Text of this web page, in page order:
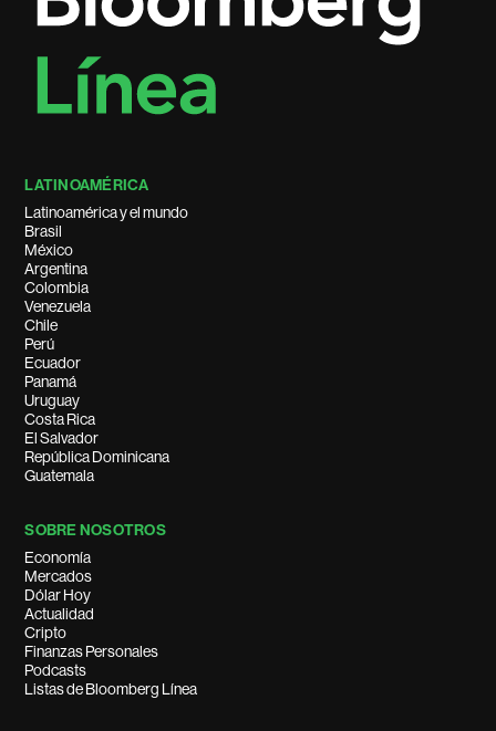
LATINOAMÉRICA
Latinoamérica y el mundo
Brasil
México
Argentina
Colombia
Venezuela
Chile
Perú
Ecuador
Panamá
Uruguay
Costa Rica
El Salvador
República Dominicana
Guatemala
SOBRE NOSOTROS
Economía
Mercados
Dólar Hoy
Actualidad
Cripto
Finanzas Personales
Podcasts
Listas de Bloomberg Línea